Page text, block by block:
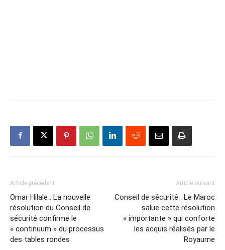
Article précédent
Omar Hilale : La nouvelle
résolution du Conseil de
sécurité confirme le
« continuum » du processus
des tables rondes
Article suivant
Conseil de sécurité : Le Maroc
salue cette résolution
« importante » qui conforte
les acquis réalisés par le
Royaume